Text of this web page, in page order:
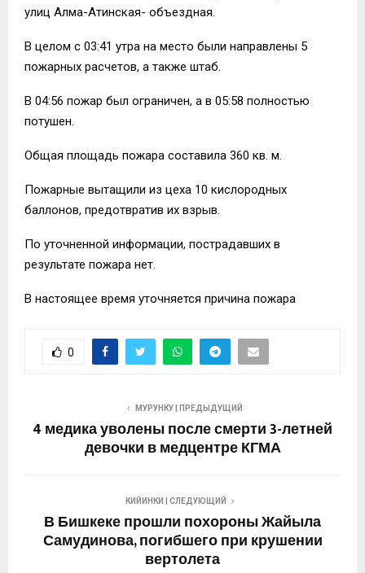
улиц Алма-Атинская- объездная.
В целом с 03:41 утра на место были направлены 5
пожарных расчетов, а также штаб.
В 04:56 пожар был ограничен, а в 05:58 полностью
потушен.
Общая площадь пожара составила 360 кв. м.
Пожарные вытащили из цеха 10 кислородных
баллонов, предотвратив их взрыв.
По уточненной информации, пострадавших в
результате пожара нет.
В настоящее время уточняется причина пожара
0
МУРУНКУ | ПРЕДЫДУЩИЙ
4 медика уволены после смерти 3-летней
девочки в медцентре КГМА
КИЙИНКИ | СЛЕДУЮЩИЙ
В Бишкеке прошли похороны Жайыла
Самудинова, погибшего при крушении
вертолета